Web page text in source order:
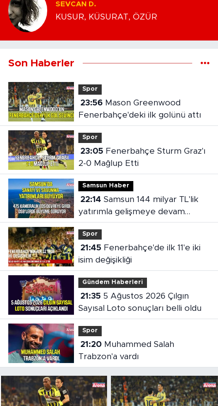
SEVCAN D.
KUSUR, KÜSURAT, ÖZÜR
Son Haberler
Spor
23:56Mason Greenwood
Fenerbahçe'deki ilk golünü attı
Spor
23:05Fenerbahçe Sturm Graz'ı
2-0 Mağlup Etti
Samsun Haber
22:14
yatırımla gelişmeye devam
ediyor
Spor
21:45Fenerbahçe'de ilk 11'e iki
isim değişikliği
Gündem Haberleri
21:355 Ağustos 2026 Çılgın
Sayısal Loto sonuçları belli oldu
Spor
21:20Muhammed Salah
Trabzon'a vardı